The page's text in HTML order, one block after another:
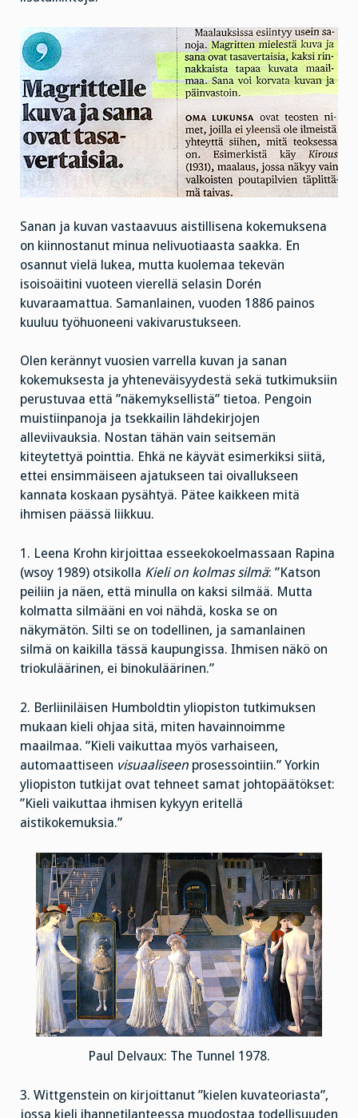
Sanan ja kuvan vastaavuus aistillisena kokemuksena
on kiinnostanut minua nelivuotiaasta saakka. En
osannut vielä lukea, mutta kuolemaa tekevän
isoisoäitini vuoteen vierellä selasin Dorén
kuvaraamattua. Samanlainen, vuoden 1886 painos
kuuluu työhuoneeni vakivarustukseen.
Olen kerännyt vuosien varrella kuvan ja sanan
kokemuksesta ja yhteneväisyydestä sekä tutkimuksiin
perustuvaa että ”näkemyksellistä” tietoa. Pengoin
muistiinpanoja ja tsekkailin lähdekirjojen
alleviivauksia. Nostan tähän vain seitsemän
kiteytettyä pointtia. Ehkä ne käyvät esimerkiksi siitä,
ettei ensimmäiseen ajatukseen tai oivallukseen
kannata koskaan pysähtyä. Pätee kaikkeen mitä
ihmisen päässä liikkuu.
1. Leena Krohn kirjoittaa esseekokoelmassaan Rapina
(wsoy 1989) otsikolla Kieli on kolmas silmä: ”Katson
peiliin ja näen, että minulla on kaksi silmää. Mutta
kolmatta silmääni en voi nähdä, koska se on
näkymätön. Silti se on todellinen, ja samanlainen
silmä on kaikilla tässä kaupungissa. Ihmisen näkö on
triokuläärinen, ei binokuläärinen.”
2. Berliiniläisen Humboldtin yliopiston tutkimuksen
mukaan kieli ohjaa sitä, miten havainnoimme
maailmaa. ”Kieli vaikuttaa myös varhaiseen,
automaattiseen visuaaliseen prosessointiin.” Yorkin
yliopiston tutkijat ovat tehneet samat johtopäätökset:
”Kieli vaikuttaa ihmisen kykyyn eritellä
aistikokemuksia.”
Paul Delvaux: The Tunnel 1978.
3. Wittgenstein on kirjoittanut ”kielen kuvateoriasta”,
jossa kieli ihannetilanteessa muodostaa todellisuuden